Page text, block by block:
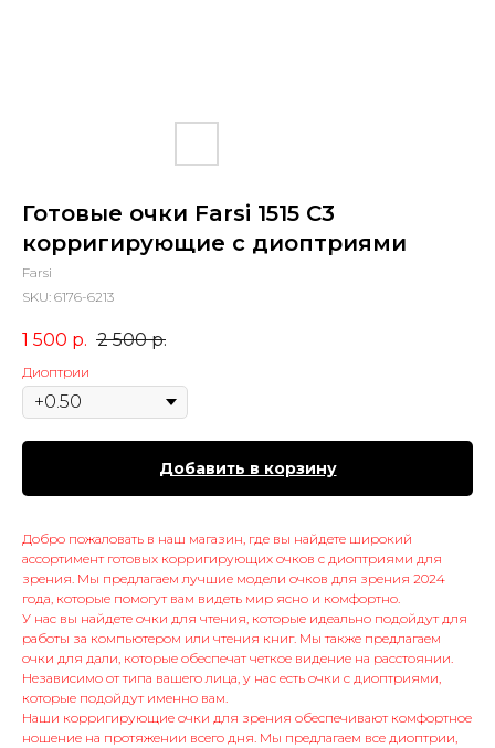
Готовые очки Farsi 1515 C3
корригирующие с диоптриями
Farsi
SKU: 6176-6213
1 500 р. 2 500 р.
Диоптрии
Добавить в корзину
Добро пожаловать в наш магазин, где вы найдете широкий
ассортимент готовых корригирующих очков с диоптриями для
зрения. Мы предлагаем лучшие модели очков для зрения 2024
года, которые помогут вам видеть мир ясно и комфортно.
У нас вы найдете очки для чтения, которые идеально подойдут для
работы за компьютером или чтения книг. Мы также предлагаем
очки для дали, которые обеспечат четкое видение на расстоянии.
Независимо от типа вашего лица, у нас есть очки с диоптриями,
которые подойдут именно вам.
Наши корригирующие очки для зрения обеспечивают комфортное
ношение на протяжении всего дня. Мы предлагаем все диоптрии,